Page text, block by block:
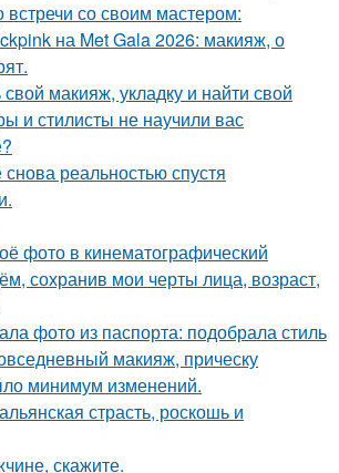
встречи со своим мастером:
на Met Gala 2026: макияж, о
макияж, укладку и найти свой
и стилисты не научили вас
реальностью спустя
фото в кинематографический
сохранив мои черты лица, возраст,
фото из паспорта: подобрала стиль
макияж, прическу
минимум изменений.
страсть, роскошь и
скажите.